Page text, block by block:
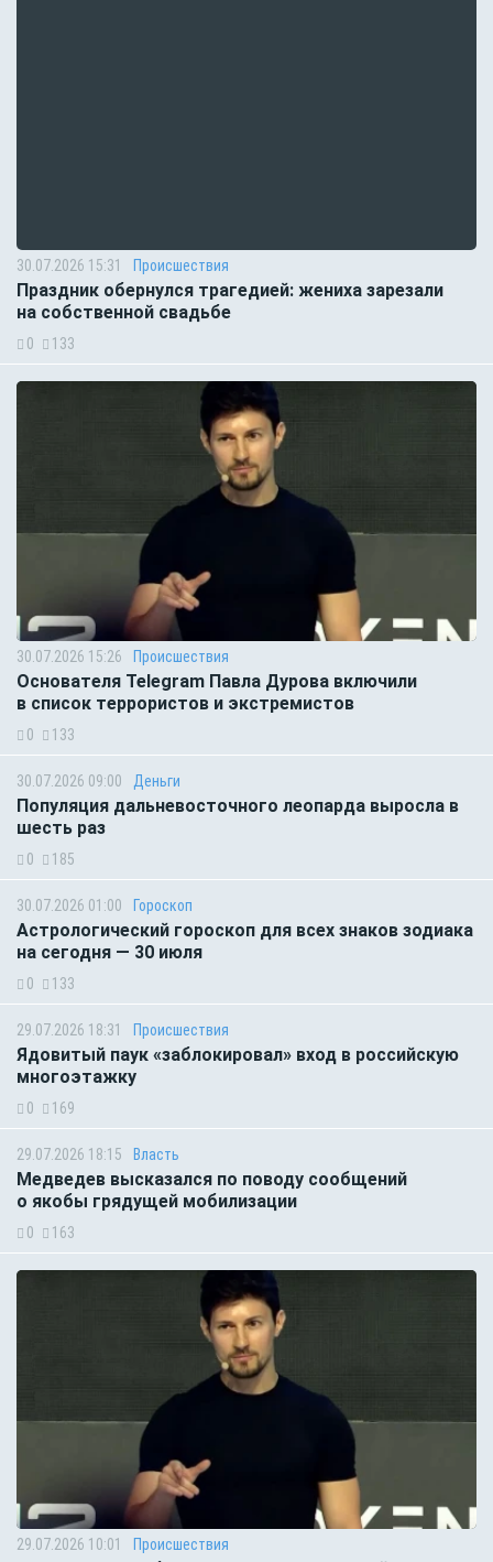
30.07.2026 15:31 Происшествия
Праздник обернулся трагедией: жениха зарезали
на собственной свадьбе
0 133
30.07.2026 15:26 Происшествия
Основателя Telegram Павла Дурова включили
в список террористов и экстремистов
0 133
30.07.2026 09:00 Деньги
Популяция дальневосточного леопарда выросла в
шесть раз
0 185
30.07.2026 01:00 Гороскоп
Астрологический гороскоп для всех знаков зодиака
на сегодня — 30 июля
0 133
29.07.2026 18:31 Происшествия
Ядовитый паук «заблокировал» вход в российскую
многоэтажку
0 169
29.07.2026 18:15 Власть
Медведев высказался по поводу сообщений
о якобы грядущей мобилизации
0 163
29.07.2026 10:01 Происшествия